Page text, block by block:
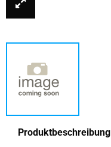
Produktbeschreibung